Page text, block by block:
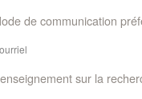
de communication
sur la